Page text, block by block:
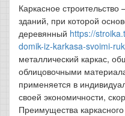
Каркасное
зданий, при которой
деревянный https://
domik-iz-karkasa-svoimi-
металлический каркас,
облицовочными
применяется в
своей экономичности,
Преимущества